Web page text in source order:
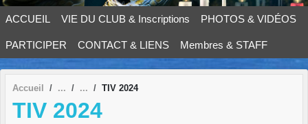
ACCUEIL VIE DU CLUB & Inscriptions PHOTOS & VIDÉOS
PARTICIPER CONTACT & LIENS Membres & STAFF
Accueil TIV 2024
TIV 2024